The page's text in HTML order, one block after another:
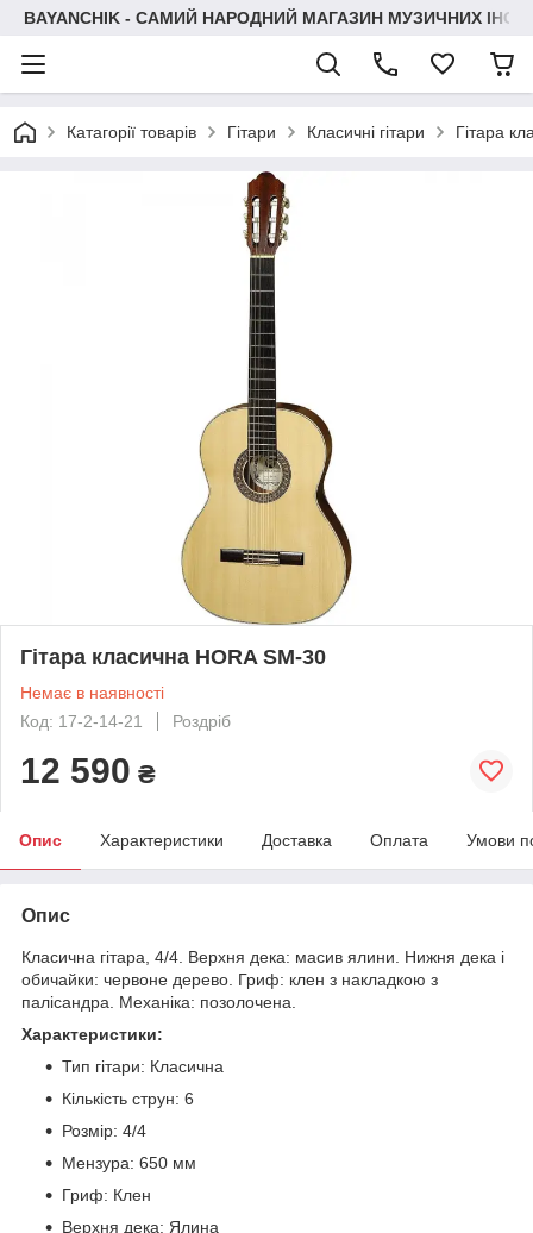
BAYANCHIK - САМИЙ НАРОДНИЙ МАГАЗИН МУЗИЧНИХ
Катагорії товарів Гітари Класичні гітари Гітара
Гітара класична HORA SM-30
Немає в наявності
Код: 17-2-14-21
Роздріб
12 590 ₴
Опис Характеристики Доставка Оплата Умови
Опис
Класична гітара, 4/4. Верхня дека: масив ялини. Нижня дека і
обичайки: червоне дерево. Гриф: клен з накладкою з
палісандра. Механіка: позолочена.
Характеристики:
Тип гітари: Класична
Кількість струн: 6
Розмір: 4/4
Мензура: 650 мм
Гриф: Клен
Верхня дека: Ялина